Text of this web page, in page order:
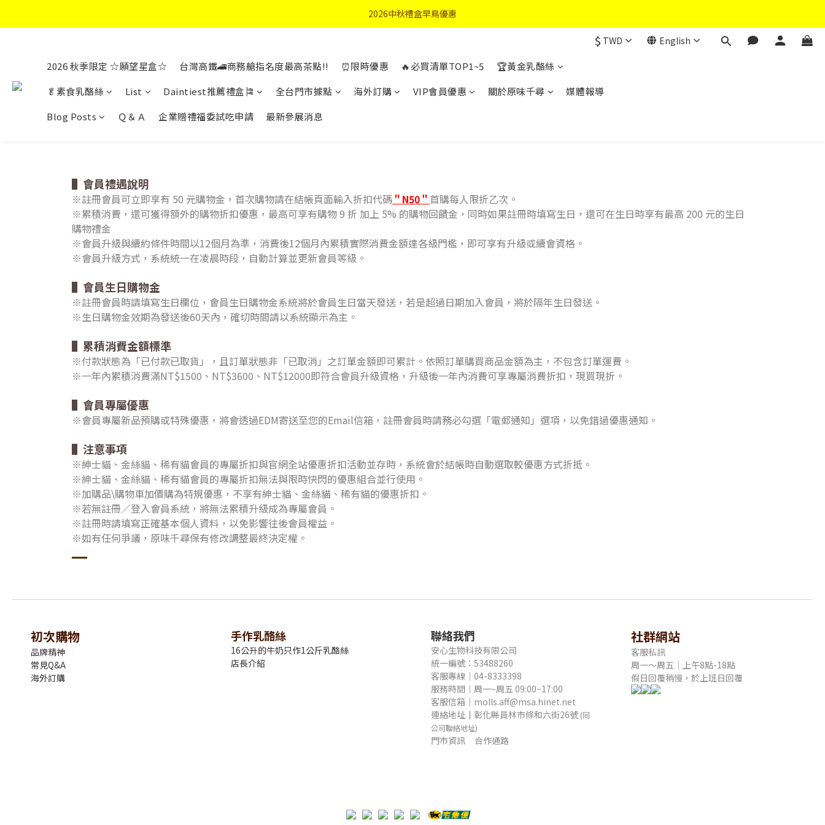
首購優惠輸入"N50"現折50元
2026中秋禮盒早鳥優惠
$ TWD English
2026 秋季限定 ☆願望星盒☆ 台灣高鐵🚄商務艙指名度最高茶點!! ⏰限時優惠 🔥必買清單TOP1~5
🏆黃金乳酪絲
🥬素食乳酪絲
List Daintiest推薦禮盒🎏 全台門市據點 海外訂購 VIP會員優惠 關於原味千尋
媒體報導
Blog Posts
Ｑ＆Ａ 企業贈禮福委試吃申請 最新參展消息
▌會員禮遇說明
※註冊會員可立即享有 50 元購物金，首次購物請在結帳頁面輸入折扣代碼＂N50＂ 首購每人限折乙次。
※累積消費，還可獲得額外的購物折扣優惠，最高可享有購物 9 折 加上 5% 的購物回饋金，同時如果註冊時填寫生日，還可在生日時享有最高 200 元的生日
購物禮金
※會員升級與續約條件時間以12個月為準，消費後12個月內累積實際消費金額達各級門檻，即可享有升級或續會資格。
※會員升級方式，系統統一在凌晨時段，自動計算並更新會員等級。
▌會員生日購物金
※註冊會員時請填寫生日欄位，會員生日購物金系統將於會員生日當天發送，若是超過日期加入會員，將於隔年生日發送。
※生日購物金效期為發送後60天內，確切時間請以系統顯示為主。
▌累積消費金額標準
※付款狀態為「已付款已取貨」，且訂單狀態非「已取消」之訂單金額即可累計。依照訂單購買商品金額為主，不包含訂單運費。
※一年內累積消費滿NT$1500、NT$3600、NT$12000即符合會員升級資格，升級後一年內消費可享專屬消費折扣，現買現折。
▌會員專屬優惠
※會員專屬新品預購或特殊優惠，將會透過EDM寄送至您的Email信箱，註冊會員時請務必勾選「電郵通知」選項，以免錯過優惠通知。
▌注意事項
※紳士貓、金絲貓、稀有貓會員的專屬折扣與官網全站優惠折扣活動並存時，系統會於結帳時自動選取較優惠方式折抵。
※紳士貓、金絲貓、稀有貓會員的專屬折扣無法與限時快閃的優惠組合並行使用。
※加購品\購物車加價購為特規優惠，不享有紳士貓、金絲貓、稀有貓的優惠折扣。
※若無註冊／登入會員系統，將無法累積升級成為專屬會員。
※註冊時請填寫正確基本個人資料，以免影響往後會員權益。
※如有任何爭議，原味千尋保有修改調整最終決定權。
初次購物
品牌精神
常見Q&A
海外訂購
手作乳酪絲
16公升的牛奶只作1公斤乳酪絲
店長介紹
聯絡我們
安心生物科技有限公司
統一編號：53488260
客服專線｜04-8333398
服務時間｜周一~周五 09:00~17:00
客服信箱｜molls.aff@msa.hinet.net
連絡地址 ｜ 彰化縣員林市條和六街26號 (同
公司聯絡地址)
門市資訊 合作通路
社群網站
客服私訊
周一～周五｜上午8點-18點
假日回覆稍慢，於上班日回覆